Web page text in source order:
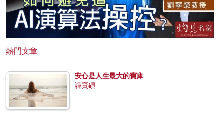
熱門文章
安心是人生最大的寶庫
譚寶碩